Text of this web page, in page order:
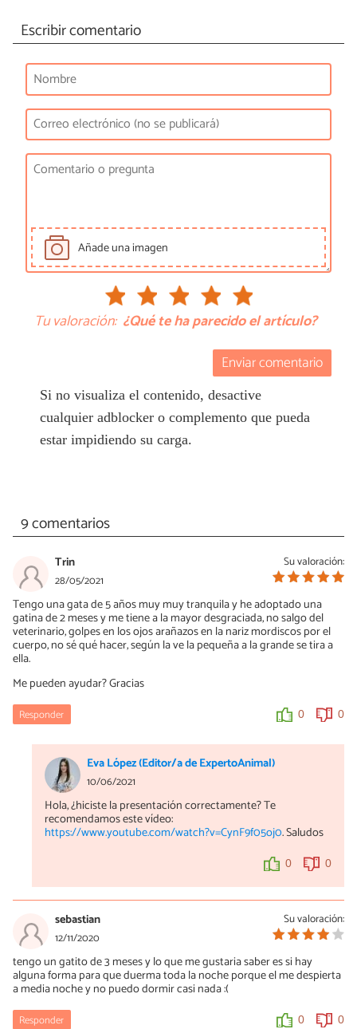
Escribir comentario
Añade una imagen
Tu valoración: ¿Qué te ha parecido el artículo?
Enviar comentario
Si no visualiza el contenido, desactive
cualquier adblocker o complemento que pueda
estar impidiendo su carga.
9 comentarios
Su valoración:
Trin
28/05/2021
Tengo una gata de 5 años muy muy tranquila y he adoptado una
gatina de 2 meses y me tiene a la mayor desgraciada, no salgo del
veterinario, golpes en los ojos arañazos en la nariz mordiscos por el
cuerpo, no sé qué hacer, según la ve la pequeña a la grande se tira a
ella.
Me pueden ayudar? Gracias
Responder 0 0
Eva López (Editor/a de ExpertoAnimal)
10/06/2021
Hola, ¿hiciste la presentación correctamente? Te
recomendamos este vídeo:
https://www.youtube.com/watch?v=CynF9f05oj0. Saludos
0 0
Su valoración:
sebastian
12/11/2020
tengo un gatito de 3 meses y lo que me gustaria saber es si hay
alguna forma para que duerma toda la noche porque el me despierta
a media noche y no puedo dormir casi nada :(
Responder 0 0